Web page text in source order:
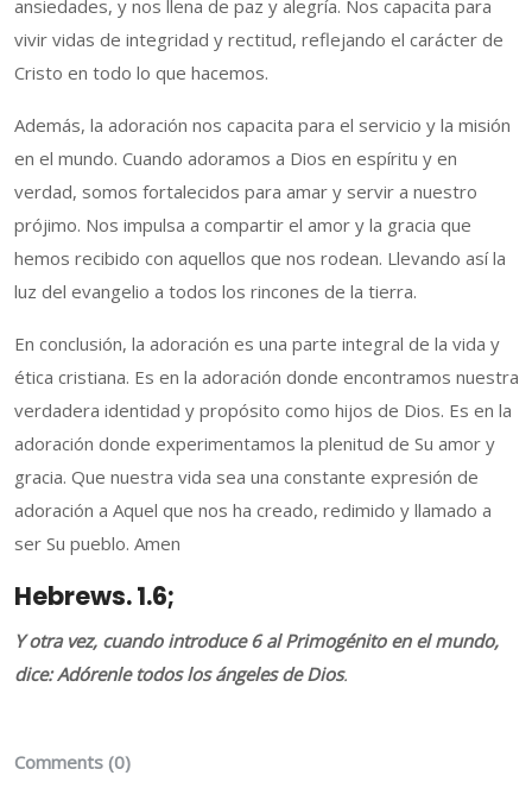
ansiedades, y nos llena de paz y alegría. Nos capacita para
vivir vidas de integridad y rectitud, reflejando el carácter de
Cristo en todo lo que hacemos.
Además, la adoración nos capacita para el servicio y la misión
en el mundo. Cuando adoramos a Dios en espíritu y en
verdad, somos fortalecidos para amar y servir a nuestro
prójimo. Nos impulsa a compartir el amor y la gracia que
hemos recibido con aquellos que nos rodean. Llevando así la
luz del evangelio a todos los rincones de la tierra.
En conclusión, la adoración es una parte integral de la vida y
ética cristiana. Es en la adoración donde encontramos nuestra
verdadera identidad y propósito como hijos de Dios. Es en la
adoración donde experimentamos la plenitud de Su amor y
gracia. Que nuestra vida sea una constante expresión de
adoración a Aquel que nos ha creado, redimido y llamado a
ser Su pueblo. Amen
Hebrews. 1.6;
Y otra vez, cuando introduce 6 al Primogénito en el mundo,
dice: Adórenle todos los ángeles de Dios.
Comments (0)